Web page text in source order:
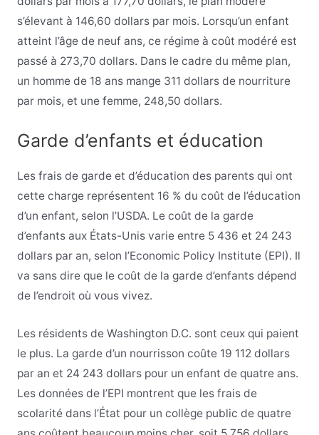
s’élevant à 146,60 dollars par mois. Lorsqu’un enfant
atteint l’âge de neuf ans, ce régime à coût modéré est
passé à 273,70 dollars. Dans le cadre du même plan,
un homme de 18 ans mange 311 dollars de nourriture
par mois, et une femme, 248,50 dollars.
Garde d’enfants et éducation
Les frais de garde et d’éducation des parents qui ont
cette charge représentent 16 % du coût de l’éducation
d’un enfant, selon l’USDA. Le coût de la garde
d’enfants aux États-Unis varie entre 5 436 et 24 243
dollars par an, selon l’Economic Policy Institute (EPI). Il
va sans dire que le coût de la garde d’enfants dépend
de l’endroit où vous vivez.
Les résidents de Washington D.C. sont ceux qui paient
le plus. La garde d’un nourrisson coûte 19 112 dollars
par an et 24 243 dollars pour un enfant de quatre ans.
Les données de l’EPI montrent que les frais de
scolarité dans l’État pour un collège public de quatre